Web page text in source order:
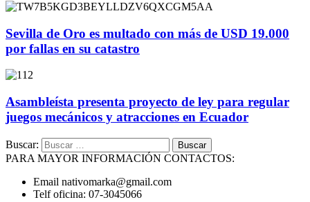
Sevilla de Oro es multado con más de USD 19.000
por fallas en su catastro
Asambleísta presenta proyecto de ley para regular
juegos mecánicos y atracciones en Ecuador
Buscar:
PARA MAYOR INFORMACIÓN CONTACTOS:
Email nativomarka@gmail.com
Telf oficina: 07-3045066